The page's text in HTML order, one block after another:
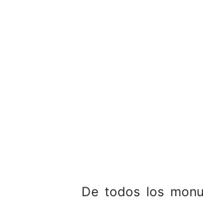
De todos los